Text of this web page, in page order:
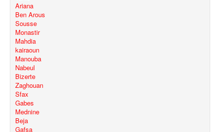
Ariana
Ben Arous
Sousse
Monastir
Mahdia
kairaoun
Manouba
Nabeul
Bizerte
Zaghouan
Sfax
Gabes
Mednine
Beja
Gafsa